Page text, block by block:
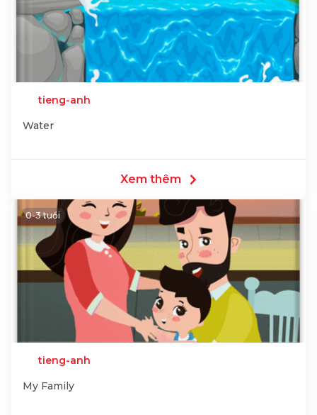
tieng-anh
Water
Xem thêm
0-3 tuổi
tieng-anh
My Family